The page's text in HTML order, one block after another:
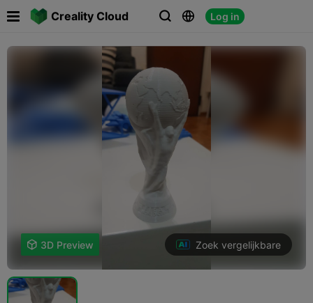
Creality Cloud   Log in
 
 3D Preview Zoek vergelijkbare